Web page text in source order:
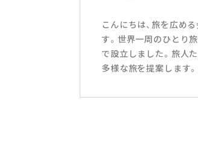
こんにちは、旅を広め
す。世界一周のひとり
で設立しました。旅人
多様な旅を提案します。